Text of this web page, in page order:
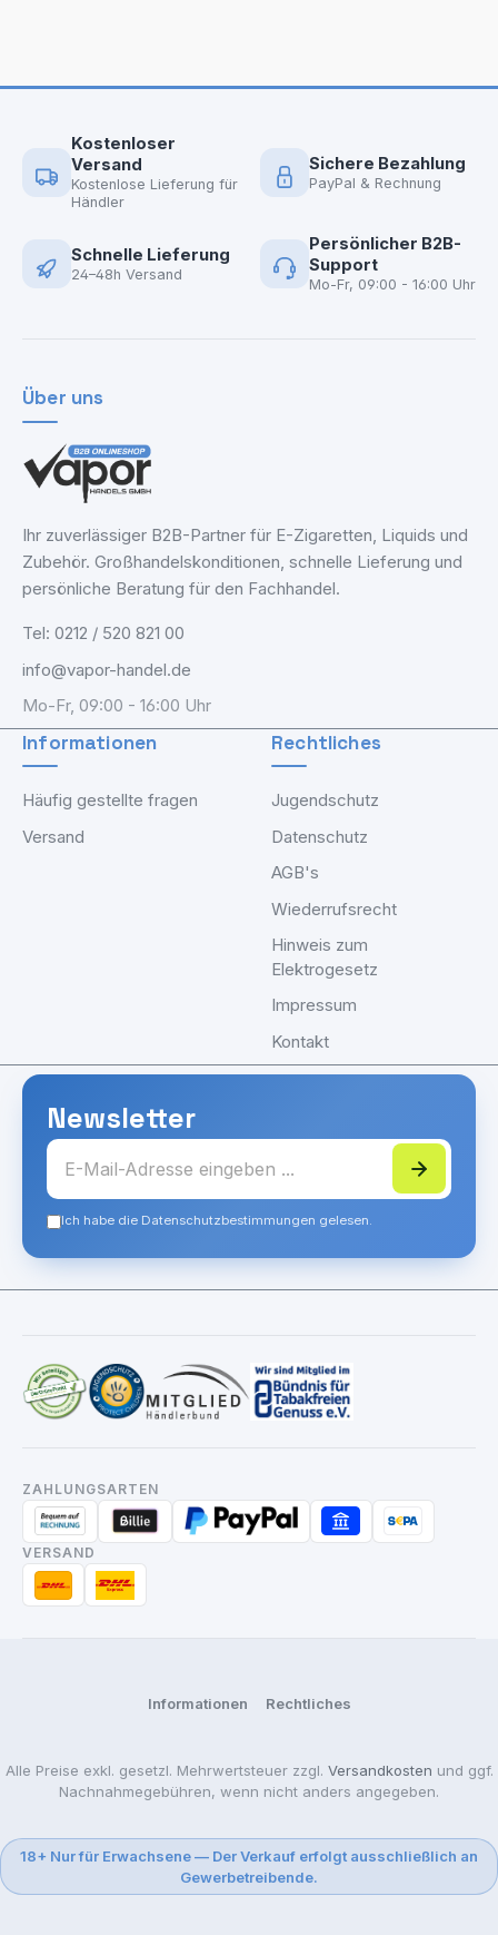
Kostenloser
Versand
Kostenlose Lieferung für
Händler
Sichere Bezahlung
PayPal & Rechnung
Schnelle Lieferung
24–48h Versand
Persönlicher B2B-
Support
Mo-Fr, 09:00 - 16:00 Uhr
Über uns
Ihr zuverlässiger B2B-Partner für E-Zigaretten, Liquids und
Zubehör. Großhandelskonditionen, schnelle Lieferung und
persönliche Beratung für den Fachhandel.
Tel: 0212 / 520 821 00
info@vapor-handel.de
Mo-Fr, 09:00 - 16:00 Uhr
Informationen
Häufig gestellte fragen
Versand
Rechtliches
Jugendschutz
Datenschutz
AGB's
Wiederrufsrecht
Hinweis zum
Elektrogesetz
Impressum
Kontakt
Newsletter
Ich habe die Datenschutzbestimmungen gelesen.
ZAHLUNGSARTEN
VERSAND
Informationen Rechtliches
Alle Preise exkl. gesetzl. Mehrwertsteuer zzgl. Versandkosten und ggf.
Nachnahmegebühren, wenn nicht anders angegeben.
18+ Nur für Erwachsene — Der Verkauf erfolgt ausschließlich an
Gewerbetreibende.